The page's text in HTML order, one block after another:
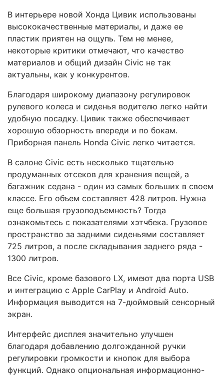
В интерьере новой Хонда Цивик использованы
высококачественные материалы, и даже ее
пластик приятен на ощупь. Тем не менее,
некоторые критики отмечают, что качество
материалов и общий дизайн Civic не так
актуальны, как у конкурентов.
Благодаря широкому диапазону регулировок
рулевого колеса и сиденья водителю легко найти
удобную посадку. Цивик также обеспечивает
хорошую обзорность впереди и по бокам.
Приборная панель Honda Civic легко читается.
В салоне Civic есть несколько тщательно
продуманных отсеков для хранения вещей, а
багажник седана - один из самых больших в своем
классе. Его объем составляет 428 литров. Нужна
еще большая грузоподъемность? Тогда
ознакомьтесь с показателями хэтчбека. Грузовое
пространство за задними сиденьями составляет
725 литров, а после складывания заднего ряда -
1300 литров.
Все Civic, кроме базового LX, имеют два порта USB
и интеграцию с Apple CarPlay и Android Auto.
Информация выводится на 7-дюймовый сенсорный
экран.
Интерфейс дисплея значительно улучшен
благодаря добавлению долгожданной ручки
регулировки громкости и кнопок для выбора
функций. Однако опциональная информационно-